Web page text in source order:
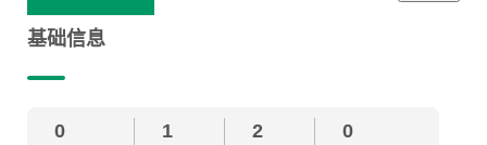
基础信息
0 1 2 0